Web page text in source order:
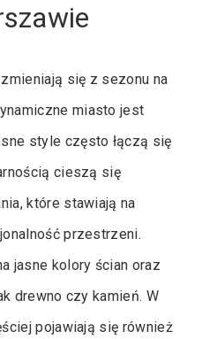
się z sezonu na
miasto jest
style często łączą się
cieszą się
które stawiają na
przestrzeni.
jasne kolory ścian oraz
drewno czy kamień. W
pojawiają się również